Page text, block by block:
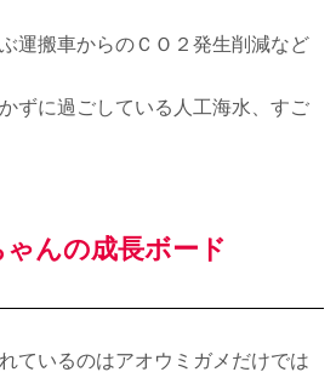
運搬車からのＣＯ２発生削減など
ずに過ごしている人工海水、すご
んの成長ボード
ているのはアオウミガメだけでは